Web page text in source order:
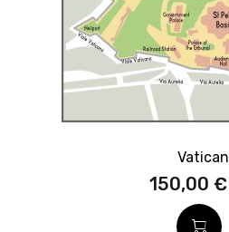
Vatican
150,00 €